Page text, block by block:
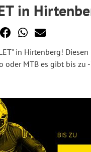
in
in Hirtenberg!
oder MTB es gibt bis zu